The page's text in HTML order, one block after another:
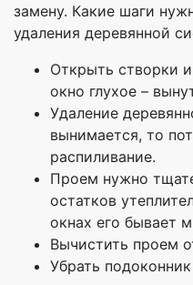
замену. Какие шаги
удаления деревянной
Открыть створки
окно глухое –
Удаление
вынимается, то
распиливание.
Проем нужно
остатков
окнах его бывает
Вычистить проем
Убрать